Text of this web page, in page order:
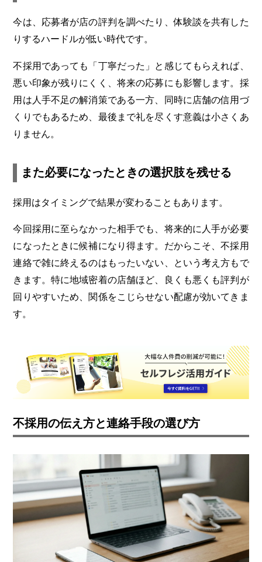
今は、応募者が店の評判を調べたり、体験談を共有した
りするハードルが低い時代です。
不採用であっても「丁寧だった」と感じてもらえれば、
悪い印象が残りにくく、将来の応募にも影響します。採
用は人手不足の解消策である一方、同時に店舗の信用づ
くりでもあるため、最後まで礼を尽くす意義は小さくあ
りません。
また必要になったときの選択肢を残せる
採用はタイミングで結果が変わることもあります。
今回採用に至らなかった相手でも、将来的に人手が必要
になったときに候補になり得ます。だからこそ、不採用
連絡で雑に終えるのはもったいない、という考え方もで
きます。特に地域密着の店舗ほど、良くも悪くも評判が
回りやすいため、関係をこじらせない配慮が効いてきま
す。
不採用の伝え方と連絡手段の選び方